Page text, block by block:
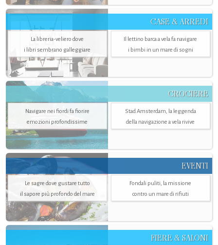
CASE & ARREDI
La libreria-veliero dove
i libri sembrano galleggiare
Il lettino barca a vela fa navigare
i bimbi in un mare di sogni
CROCIERE
Navigare nei fiordi fa fiorire
emozioni profondissime
Stad Amsterdam, la leggenda
della navigazione a vela rivive
EVENTI
Le sagre dove gustare tutto
il sapore più profondo del mare
Fondali puliti, la missione
contro un mare di rifiuti
FIERE & SALONI